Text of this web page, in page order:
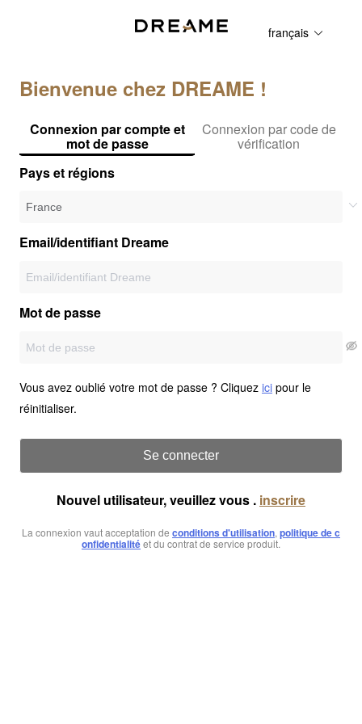
français
Bienvenue chez DREAME !
Connexion par compte et
mot de passe
Connexion par code de
vérification
Pays et régions
Email/identifiant Dreame
Mot de passe
Vous avez oublié votre mot de passe ? Cliquez ici pour le
réinitialiser.
Se connecter
Nouvel utilisateur, veuillez vous . inscrire
La connexion vaut acceptation de conditions d'utilisation, politique de c
onfidentialitéet du contrat de service produit.